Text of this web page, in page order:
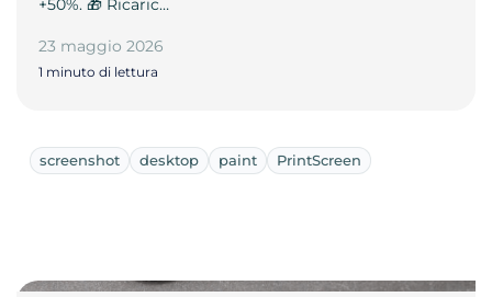
23 maggio 2026
1 minuto di lettura
screenshot desktop paint PrintScreen